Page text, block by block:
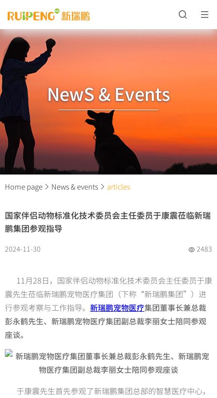
NewS & Events
Home page News & events articles
国家伴侣动物标准化技术委员会主任委员于康震莅临新瑞
鹏集团参观指导
2024-11-30 2483
11月28日，国家伴侣动物标准化技术委员会主任委员于康
震先生莅临新瑞鹏宠物医疗集团（下称“新瑞鹏集团”）进
行参观考察与工作指导。 新瑞鹏宠物医疗集团董事长兼总裁
彭永鹤先生、新瑞鹏宠物医疗集团副总裁李丽女士陪同参观
座谈。
于康震先生首先参观了新瑞鹏集团总部的智慧医疗中心，